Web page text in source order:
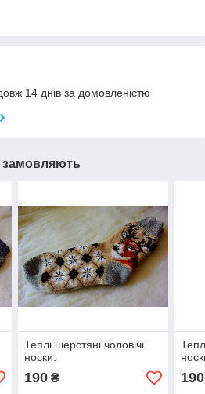
14 днів за домовленістю
замовляють
Теплі шерстяні чоловічі
носки.
190₴ 190